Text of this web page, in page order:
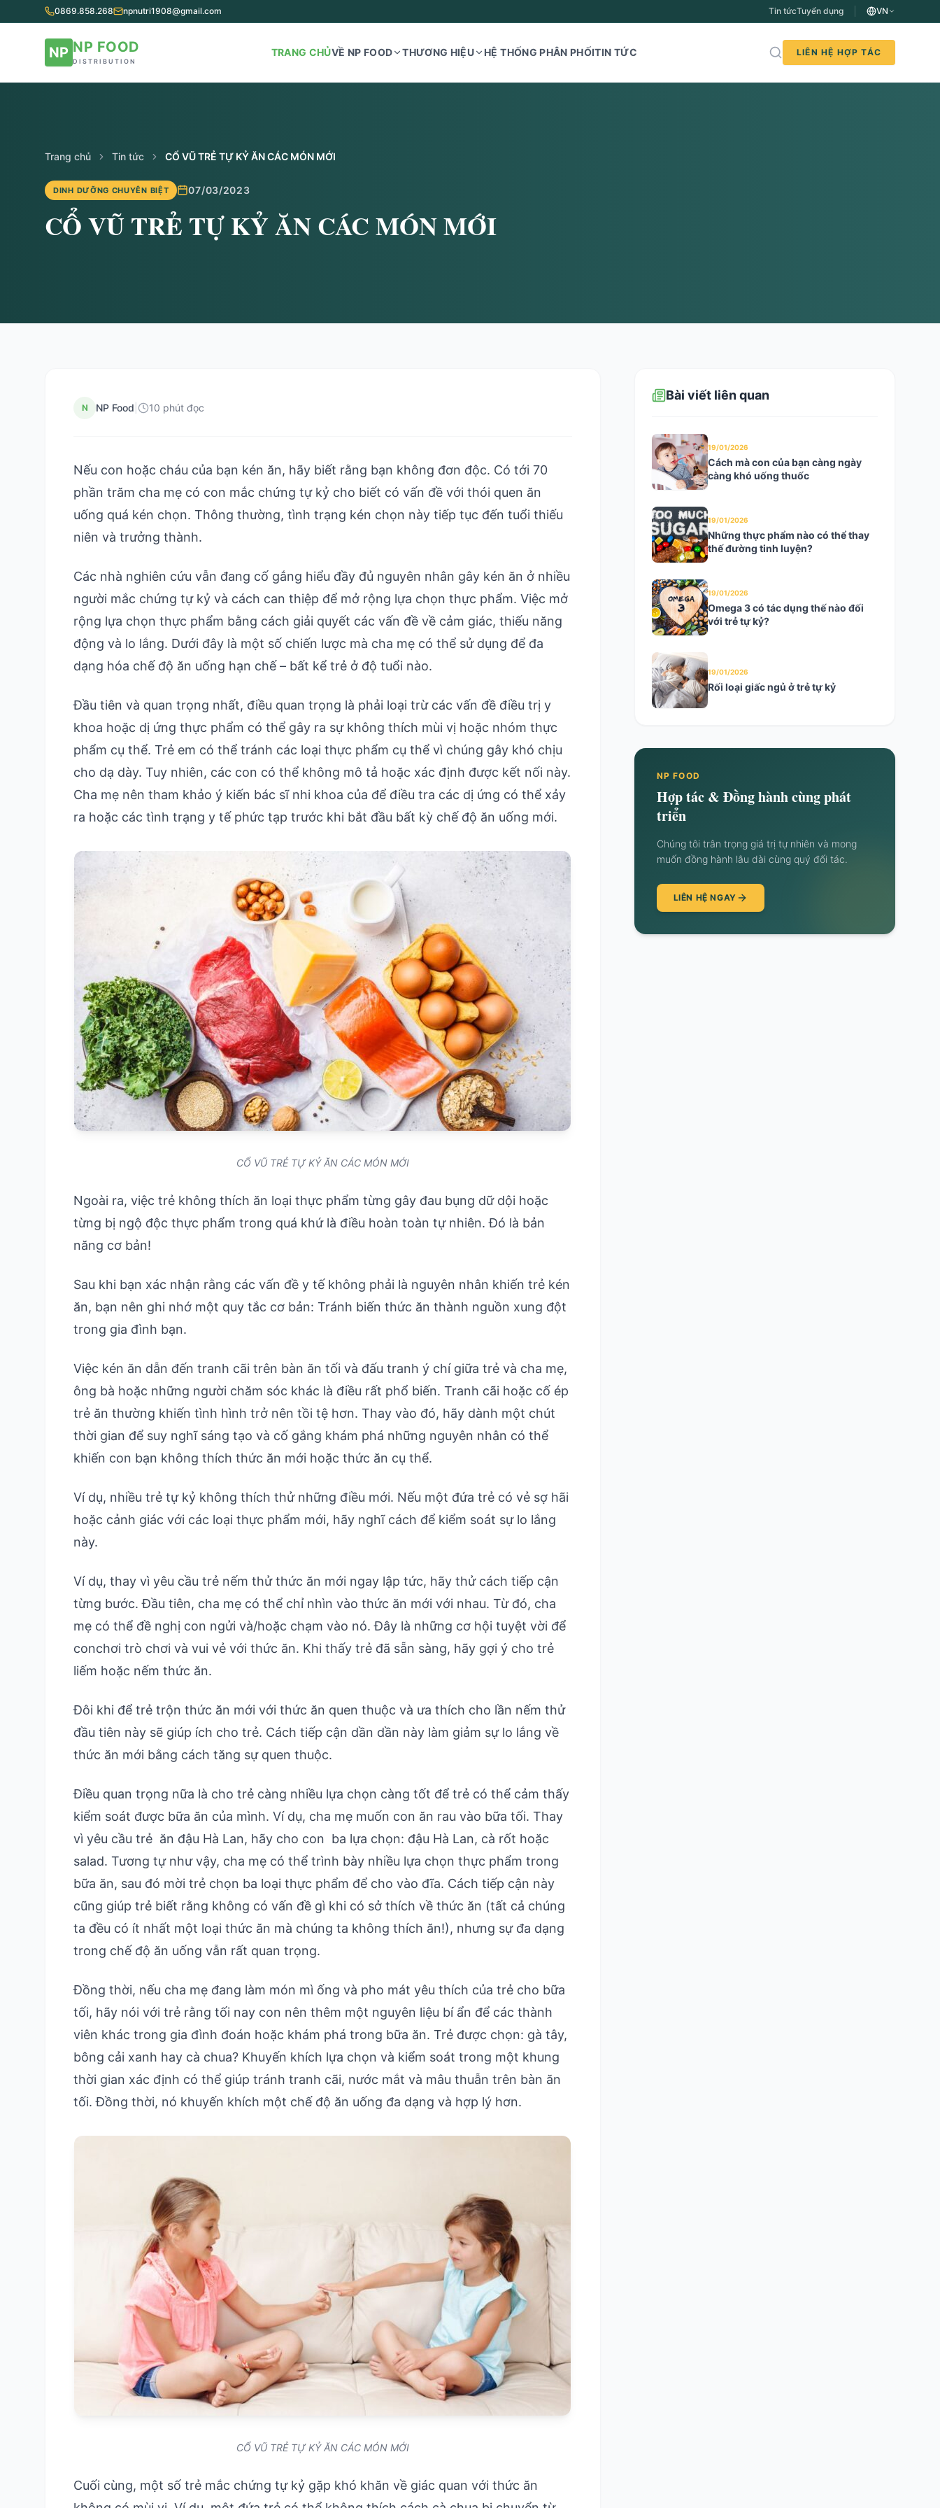
0869.858.268 npnutri1908@gmail.com Tin tứcTuyển dụng VN
NP NP FOOD
DISTRIBUTION
TRANG CHỦVỀ NP FOOD THƯƠNG HIỆU HỆ THỐNG PHÂN PHỐITIN TỨC LIÊN HỆ HỢP TÁC
Trang chủ Tin tức CỔ VŨ TRẺ TỰ KỶ ĂN CÁC MÓN MỚI
DINH DƯỠNG CHUYÊN BIỆT 07/03/2023
CỔ VŨ TRẺ TỰ KỶ ĂN CÁC MÓN MỚI
N NP Food 10 phút đọc
Nếu con hoặc cháu của bạn kén ăn, hãy biết rằng bạn không đơn độc. Có tới 70
phần trăm cha mẹ có con mắc chứng tự kỷ cho biết có vấn đề với thói quen ăn
uống quá kén chọn. Thông thường, tình trạng kén chọn này tiếp tục đến tuổi thiếu
niên và trưởng thành.
Các nhà nghiên cứu vẫn đang cố gắng hiểu đầy đủ nguyên nhân gây kén ăn ở nhiều
người mắc chứng tự kỷ và cách can thiệp để mở rộng lựa chọn thực phẩm. Việc mở
rộng lựa chọn thực phẩm bằng cách giải quyết các vấn đề về cảm giác, thiếu năng
động và lo lắng. Dưới đây là một số chiến lược mà cha mẹ có thể sử dụng để đa
dạng hóa chế độ ăn uống hạn chế – bất kể trẻ ở độ tuổi nào.
Đầu tiên và quan trọng nhất, điều quan trọng là phải loại trừ các vấn đề điều trị y
khoa hoặc dị ứng thực phẩm có thể gây ra sự không thích mùi vị hoặc nhóm thực
phẩm cụ thể. Trẻ em có thể tránh các loại thực phẩm cụ thể vì chúng gây khó chịu
cho dạ dày. Tuy nhiên, các con có thể không mô tả hoặc xác định được kết nối này.
Cha mẹ nên tham khảo ý kiến ​​​​bác sĩ nhi khoa của để điều tra các dị ứng có thể xảy
ra hoặc các tình trạng y tế phức tạp trước khi bắt đầu bất kỳ chế độ ăn uống mới.
CỔ VŨ TRẺ TỰ KỶ ĂN CÁC MÓN MỚI
Ngoài ra, việc trẻ không thích ăn loại thực phẩm từng gây đau bụng dữ dội hoặc
từng bị ngộ độc thực phẩm trong quá khứ là điều hoàn toàn tự nhiên. Đó là bản
năng cơ bản!
Sau khi bạn xác nhận rằng các vấn đề y tế không phải là nguyên nhân khiến trẻ kén
ăn, bạn nên ghi nhớ một quy tắc cơ bản: Tránh biến thức ăn thành nguồn xung đột
trong gia đình bạn.
Việc kén ăn dẫn đến tranh cãi trên bàn ăn tối và đấu tranh ý chí giữa trẻ và cha mẹ,
ông bà hoặc những người chăm sóc khác là điều rất phổ biến. Tranh cãi hoặc cố ép
trẻ ăn thường khiến tình hình trở nên tồi tệ hơn. Thay vào đó, hãy dành một chút
thời gian để suy nghĩ sáng tạo và cố gắng khám phá những nguyên nhân có thể
khiến con bạn không thích thức ăn mới hoặc thức ăn cụ thể.
Ví dụ, nhiều trẻ tự kỷ không thích thử những điều mới. Nếu một đứa trẻ có vẻ sợ hãi
hoặc cảnh giác với các loại thực phẩm mới, hãy nghĩ cách để kiểm soát sự lo lắng
này.
Ví dụ, thay vì yêu cầu trẻ nếm thử thức ăn mới ngay lập tức, hãy thử cách tiếp cận
từng bước. Đầu tiên, cha mẹ có thể chỉ nhìn vào thức ăn mới với nhau. Từ đó, cha
mẹ có thể đề nghị con ngửi và/hoặc chạm vào nó. Đây là những cơ hội tuyệt vời để
conchơi trò chơi và vui vẻ với thức ăn. Khi thấy trẻ đã sẵn sàng, hãy gợi ý cho trẻ
liếm hoặc nếm thức ăn.
Đôi khi để trẻ trộn thức ăn mới với thức ăn quen thuộc và ưa thích cho lần nếm thử
đầu tiên này sẽ giúp ích cho trẻ. Cách tiếp cận dần dần này làm giảm sự lo lắng về
thức ăn mới bằng cách tăng sự quen thuộc.
Điều quan trọng nữa là cho trẻ càng nhiều lựa chọn càng tốt để trẻ có thể cảm thấy
kiểm soát được bữa ăn của mình. Ví dụ, cha mẹ muốn con ăn rau vào bữa tối. Thay
vì yêu cầu trẻ ăn đậu Hà Lan, hãy cho con ba lựa chọn: đậu Hà Lan, cà rốt hoặc
salad. Tương tự như vậy, cha mẹ có thể trình bày nhiều lựa chọn thực phẩm trong
bữa ăn, sau đó mời trẻ chọn ba loại thực phẩm để cho vào đĩa. Cách tiếp cận này
cũng giúp trẻ biết rằng không có vấn đề gì khi có sở thích về thức ăn (tất cả chúng
ta đều có ít nhất một loại thức ăn mà chúng ta không thích ăn!), nhưng sự đa dạng
trong chế độ ăn uống vẫn rất quan trọng.
Đồng thời, nếu cha mẹ đang làm món mì ống và pho mát yêu thích của trẻ cho bữa
tối, hãy nói với trẻ rằng tối nay con nên thêm một nguyên liệu bí ẩn để các thành
viên khác trong gia đình đoán hoặc khám phá trong bữa ăn. Trẻ được chọn: gà tây,
bông cải xanh hay cà chua? Khuyến khích lựa chọn và kiểm soát trong một khung
thời gian xác định có thể giúp tránh tranh cãi, nước mắt và mâu thuẫn trên bàn ăn
tối. Đồng thời, nó khuyến khích một chế độ ăn uống đa dạng và hợp lý hơn.
CỔ VŨ TRẺ TỰ KỶ ĂN CÁC MÓN MỚI
Cuối cùng, một số trẻ mắc chứng tự kỷ gặp khó khăn về giác quan với thức ăn
Bài viết liên quan
19/01/2026
Cách mà con của bạn càng ngày
càng khó uống thuốc
19/01/2026
Những thực phẩm nào có thể thay
thế đường tinh luyện?
19/01/2026
Omega 3 có tác dụng thế nào đối
với trẻ tự kỷ?
19/01/2026
Rối loại giấc ngủ ở trẻ tự kỷ
NP FOOD
Hợp tác & Đồng hành cùng phát
triển
Chúng tôi trân trọng giá trị tự nhiên và mong
muốn đồng hành lâu dài cùng quý đối tác.
LIÊN HỆ NGAY